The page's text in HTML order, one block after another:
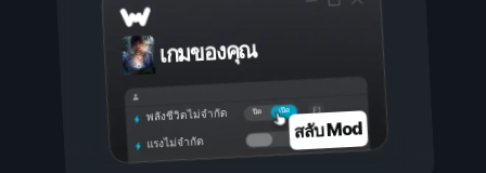
เกมของคุณ
เปิด
ปิด
พลังชีวิตไม่จำกัด
แรงไม่จำกัด สลับ Mod